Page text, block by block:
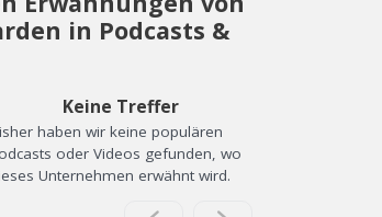
in Podcasts &
Keine Treffer
haben wir keine populären
oder Videos gefunden, wo
Unternehmen erwähnt wird.